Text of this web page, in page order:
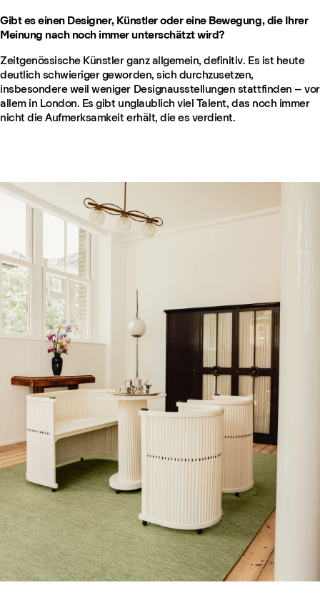
Gibt es einen Designer, Künstler oder eine Bewegung, die Ihrer
Meinung nach noch immer unterschätzt wird?
Zeitgenössische Künstler ganz allgemein, definitiv. Es ist heute
deutlich schwieriger geworden, sich durchzusetzen,
insbesondere weil weniger Designausstellungen stattfinden – vor
allem in London. Es gibt unglaublich viel Talent, das noch immer
nicht die Aufmerksamkeit erhält, die es verdient.